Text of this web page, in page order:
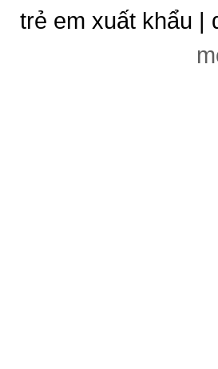
trẻ em xuất khẩu |